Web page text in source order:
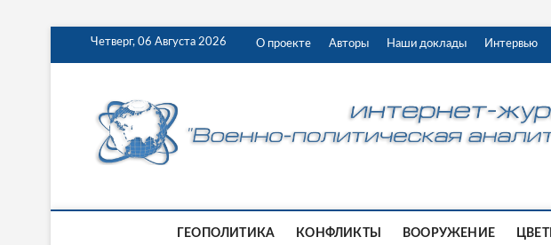
Четверг, 06 Августа 2026 О проекте Авторы Наши доклады Интервью
ГЕОПОЛИТИКА КОНФЛИКТЫ ВООРУЖЕНИЕ